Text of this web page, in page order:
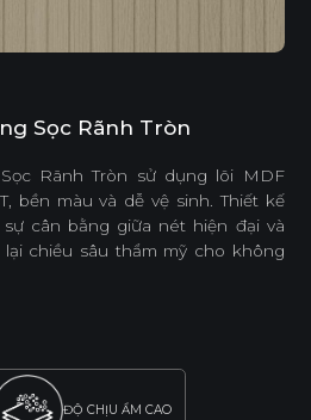
Sọc Rãnh Tròn
Rãnh Tròn sử dụng lõi MDF
bền màu và dễ vệ sinh. Thiết kế
cân bằng giữa nét hiện đại và
chiều sâu thẩm mỹ cho không
ĐỘ CHỊU ẨM CAO